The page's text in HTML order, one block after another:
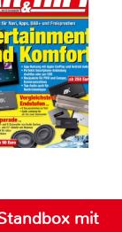
mit